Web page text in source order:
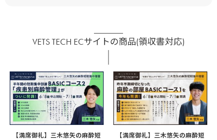
VETS TECH ECサイトの商品(領収書対応)
【満席御礼】三木悠矢の麻酔短
【満席御礼】三木悠矢の麻酔短